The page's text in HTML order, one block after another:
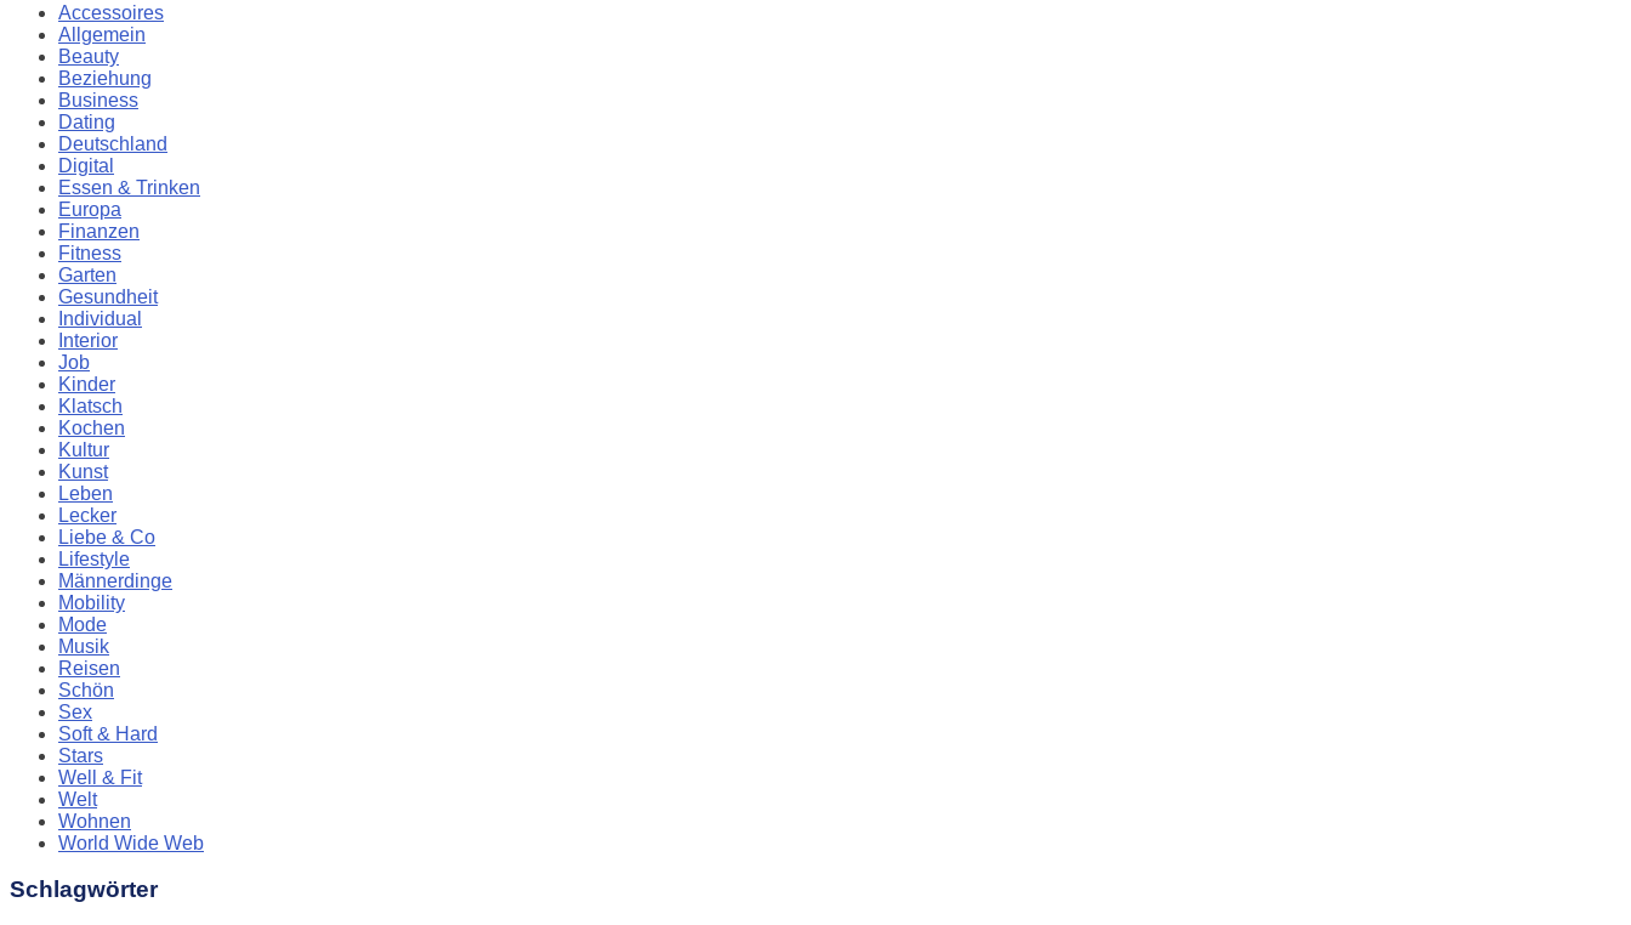
Accessoires
Allgemein
Beauty
Beziehung
Business
Dating
Deutschland
Digital
Essen & Trinken
Europa
Finanzen
Fitness
Garten
Gesundheit
Individual
Interior
Job
Kinder
Klatsch
Kochen
Kultur
Kunst
Leben
Lecker
Liebe & Co
Lifestyle
Männerdinge
Mobility
Mode
Musik
Reisen
Schön
Sex
Soft & Hard
Stars
Well & Fit
Welt
Wohnen
World Wide Web
Schlagwörter